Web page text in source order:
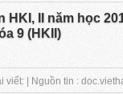
II năm học
9 (HKII)
viết: | Nguồn tin :